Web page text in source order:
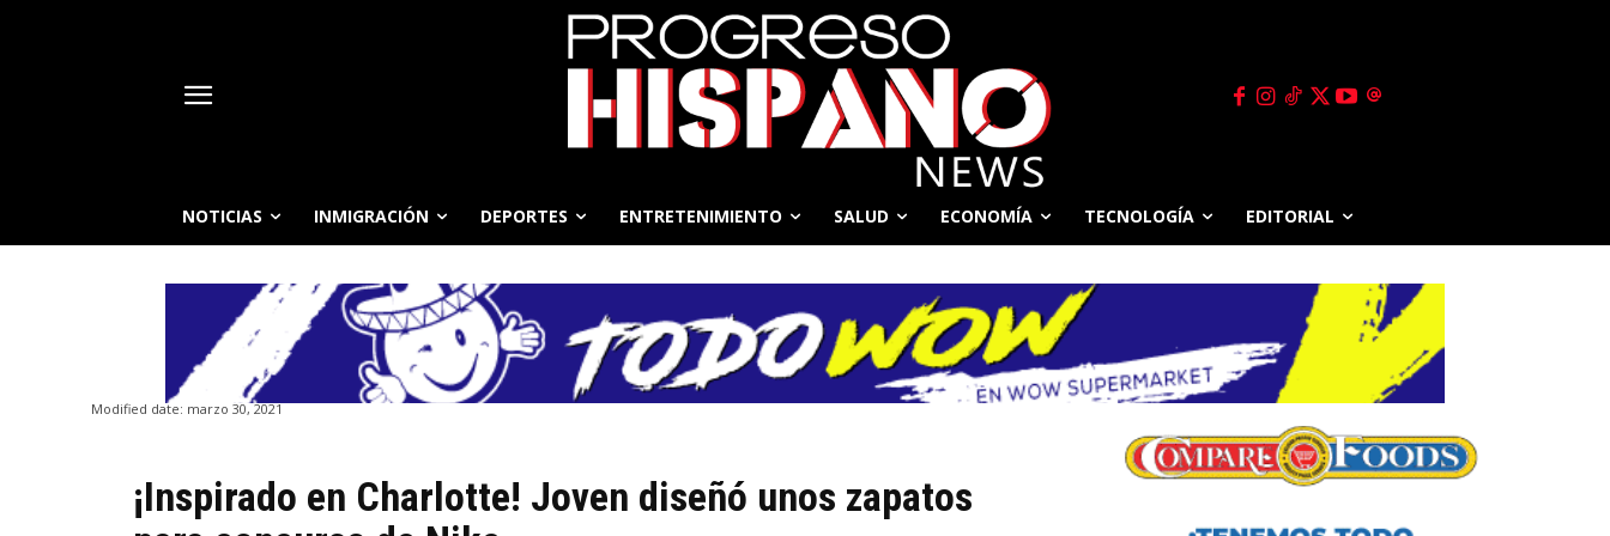
NOTICIAS INMIGRACIÓN DEPORTES ENTRETENIMIENTO SALUD ECONOMÍA TECNOLOGÍA EDITORIAL
Modified date: marzo 30, 2021
¡Inspirado en Charlotte! Joven diseñó unos zapatos